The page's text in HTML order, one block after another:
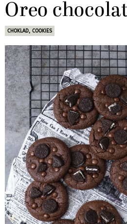
Oreo
CHOKLAD, COOKIES